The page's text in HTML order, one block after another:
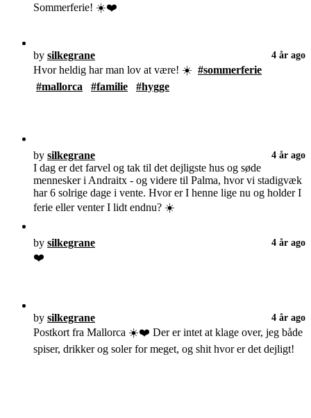
Sommerferie! ☀️❤️
by silkegrane 4 år ago
Hvor heldig har man lov at være! ☀️ #sommerferie
#mallorca
#familie #hygge
by silkegrane 4 år ago
I dag er det farvel og tak til det dejligste hus og søde
mennesker i Andraitx - og videre til Palma, hvor vi stadigvæk
har 6 solrige dage i vente. Hvor er I henne lige nu og holder I
ferie eller venter I lidt endnu? ☀️
by silkegrane 4 år ago
❤️
by silkegrane 4 år ago
Postkort fra Mallorca ☀️❤️ Der er intet at klage over, jeg både
spiser, drikker og soler for meget, og shit hvor er det dejligt!